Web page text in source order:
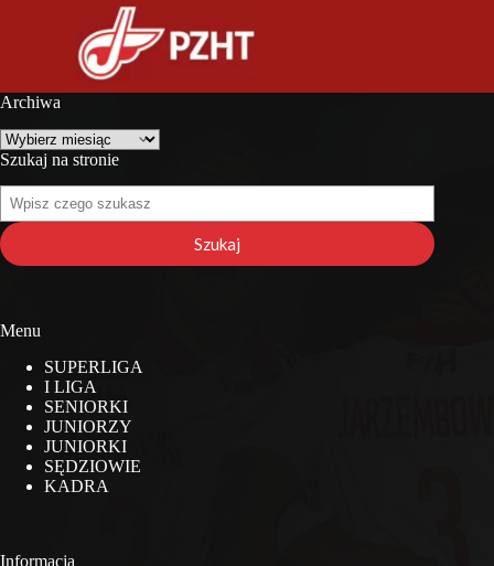
Archiwa
Archiwa
Szukaj na stronie
Szukaj
na
stronie
Szukaj
Menu
SUPERLIGA
I LIGA
SENIORKI
JUNIORZY
JUNIORKI
SĘDZIOWIE
KADRA
Informacja